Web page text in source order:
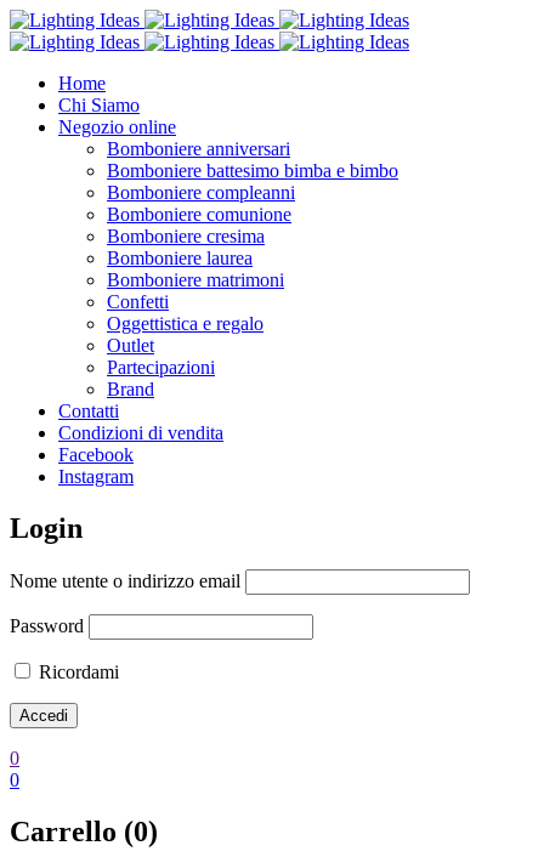
Home
Chi Siamo
Negozio online
Bomboniere anniversari
Bomboniere battesimo bimba e bimbo
Bomboniere compleanni
Bomboniere comunione
Bomboniere cresima
Bomboniere laurea
Bomboniere matrimoni
Confetti
Oggettistica e regalo
Outlet
Partecipazioni
Brand
Contatti
Condizioni di vendita
Facebook
Instagram
Login
Nome utente o indirizzo email
Password
Ricordami
0
0
Carrello (0)